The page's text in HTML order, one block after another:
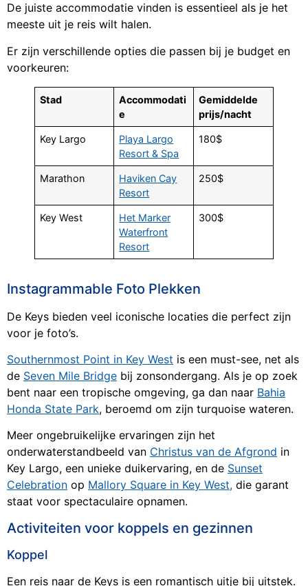
De juiste accommodatie vinden is essentieel als je het
meeste uit je reis wilt halen.
Er zijn verschillende opties die passen bij je budget en
voorkeuren:
Stad
Accommodati
e
Gemiddelde
prijs/nacht
Key Largo
Playa Largo
Resort & Spa
180$
Marathon
Haviken Cay
Resort
250$
Key West
Het Marker
Waterfront
Resort
300$
Instagrammable Foto Plekken
De Keys bieden veel iconische locaties die perfect zijn
voor je foto’s.
Southernmost Point in Key West is een must-see, net als
de Seven Mile Bridge bij zonsondergang. Als je op zoek
bent naar een tropische omgeving, ga dan naar Bahia
Honda State Park, beroemd om zijn turquoise wateren.
Meer ongebruikelijke ervaringen zijn het
onderwaterstandbeeld van Christus van de Afgrond in
Key Largo, een unieke duikervaring, en de Sunset
Celebration op Mallory Square in Key West, die garant
staat voor spectaculaire opnamen.
Activiteiten voor koppels en gezinnen
Koppel
Een reis naar de Keys is een romantisch uitje bij uitstek.